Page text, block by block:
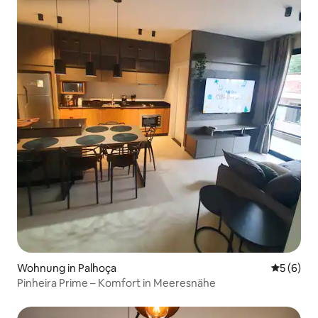
Wohnung in Palhoça
5 (6)
Pinheira Prime – Komfort in Meeresnähe